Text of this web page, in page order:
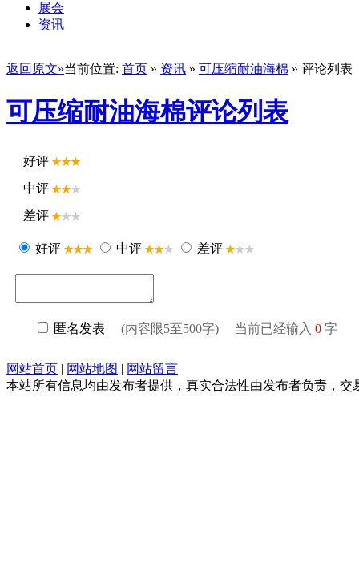
展会
资讯
返回原文»当前位置: 首页 » 资讯 » 可压缩耐油海棉 » 评论列表
可压缩耐油海棉评论列表
好评
中评
差评
好评 中评 差评
匿名发表 (内容限5至500字) 当前已经输入 0 字
网站首页 | 网站地图 | 网站留言
本站所有信息均由发布者提供，真实合法性由发布者负责，